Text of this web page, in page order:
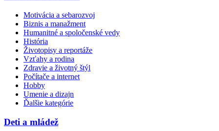
Motivácia a sebarozvoj
Biznis a manažment
Humanitné a spoločenské vedy
História
Životopisy a reportáže
Vzťahy a rodina
Zdravie a životný štýl
Počítače a internet
Hobby
Umenie a dizajn
Ďalšie kategórie
Deti a mládež